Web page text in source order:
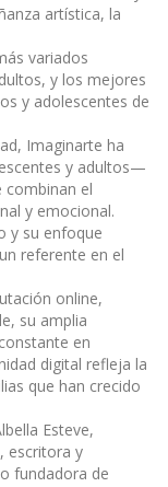
artística, la
variados
y los mejores
y adolescentes de
Imaginarte ha
y adultos—
combinan el
y emocional.
y su enfoque
referente en el
online,
su amplia
en
digital refleja la
que han crecido
Esteve,
escritora y
fundadora de